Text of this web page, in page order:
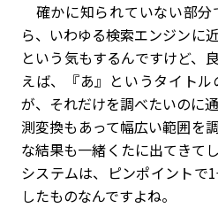
確かに知られていない部分
ら、いわゆる検索エンジンに
という気もするんですけど、
えば、『あ』というタイト
が、それだけを調べたいのに
測変換もあって幅広い範囲を
な結果も一緒くたに出てきて
システムは、ピンポイントで
したものなんですよね。